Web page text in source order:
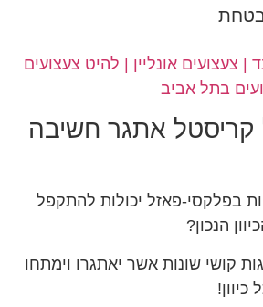
קריסטל אתגר חשיבה
בפלקסי-פאזל יכולות להתקפל
הנכון?
ב – 4 דרגות קושי שונות אשר יאתגרו וימתחו